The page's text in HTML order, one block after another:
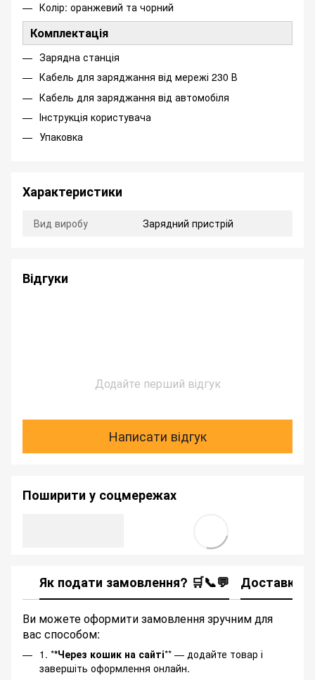
Колір: оранжевий та чорний
Комплектація
Зарядна станція
Кабель для заряджання від мережі 230 В
Кабель для заряджання від автомобіля
Інструкція користувача
Упаковка
Характеристики
Вид виробу Зарядний пристрій
Відгуки
Додайте перший відгук
Написати відгук
Поширити у соцмережах
Як подати замовлення? 🛒📞💬 Доставка
Ви можете оформити замовлення зручним для
вас способом:
1. **Через кошик на сайті** — додайте товар і
завершіть оформлення онлайн.